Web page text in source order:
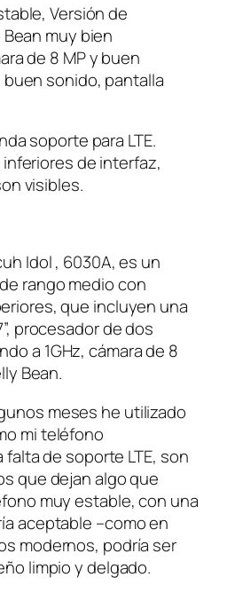
Versión de
muy bien
de 8 MP y buen
sonido, pantalla
soporte para LTE.
de interfaz,
visibles.
Idol , 6030A, es un
rango medio con
que incluyen una
procesador de dos
a 1GHz, cámara de 8
Bean.
meses he utilizado
mi teléfono
falta de soporte LTE, son
que dejan algo que
muy estable, con una
aceptable –como en
modernos, podría ser
limpio y delgado.